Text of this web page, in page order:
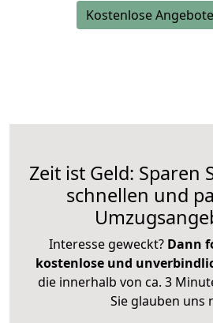
Kostenlose
Zeit ist Geld: Sparen
schnellen und
Interesse geweckt? Dann
kostenlose und
die innerhalb von ca. 3
Sie glauben uns